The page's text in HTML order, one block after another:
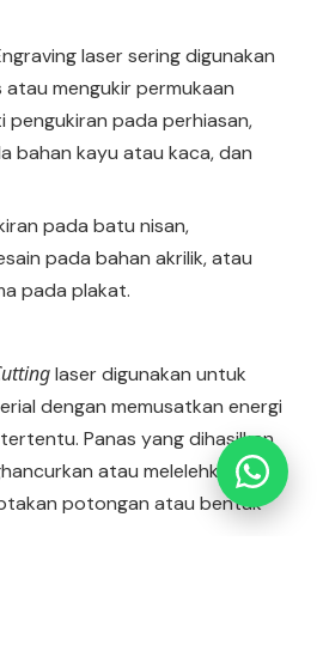
laser sering digunakan
atau mengukir permukaan
pengukiran pada perhiasan,
bahan kayu atau kaca, dan
pada batu nisan,
pada bahan akrilik, atau
pada plakat.
laser digunakan untuk
dengan memusatkan energi
Panas yang dihasilkan
atau melelehkan
potongan atau bentuk
×
Terbaru
Produk
Sablon
Sablon